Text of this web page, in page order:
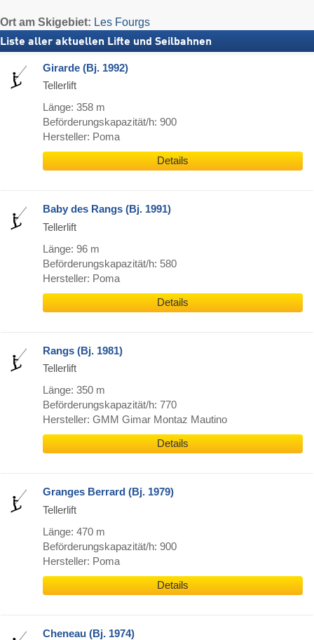
Ort am Skigebiet: Les Fourgs
Liste aller aktuellen Lifte und Seilbahnen
Girarde (Bj. 1992)
Tellerlift
Länge: 358 m
Beförderungskapazität/h: 900
Hersteller: Poma
Details
Baby des Rangs (Bj. 1991)
Tellerlift
Länge: 96 m
Beförderungskapazität/h: 580
Hersteller: Poma
Details
Rangs (Bj. 1981)
Tellerlift
Länge: 350 m
Beförderungskapazität/h: 770
Hersteller: GMM Gimar Montaz Mautino
Details
Granges Berrard (Bj. 1979)
Tellerlift
Länge: 470 m
Beförderungskapazität/h: 900
Hersteller: Poma
Details
Cheneau (Bj. 1974)